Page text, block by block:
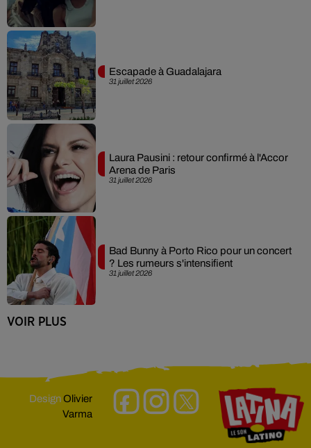
31 juillet 2026
Escapade à Guadalajara
31 juillet 2026
Laura Pausini : retour confirmé à l'Accor
Arena de Paris
31 juillet 2026
Bad Bunny à Porto Rico pour un concert
? Les rumeurs s'intensifient
VOIR PLUS
DesignOlivier
Varma